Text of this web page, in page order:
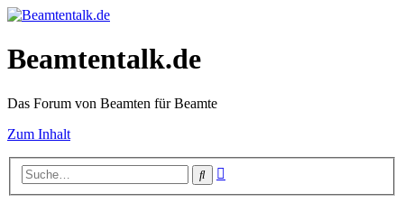
Beamtentalk.de
Das Forum von Beamten für Beamte
Zum Inhalt
Suche